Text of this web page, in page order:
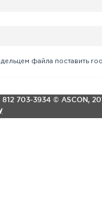
файла поставить
812 703-3934 © ASCON,